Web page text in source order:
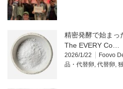
精密発酵で始まっ
The EVERY Co…
2026/1/22 Foovo
品・代替卵, 代替卵,